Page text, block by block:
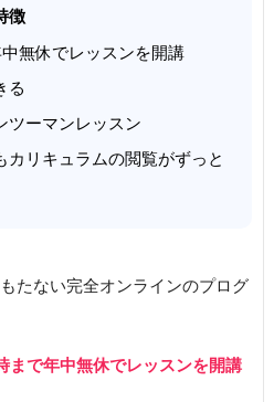
徴
無休でレッスンを開講
る
ツーマンレッスン
カリキュラムの閲覧がずっと
たない完全オンラインのプログ
まで年中無休でレッスンを開講